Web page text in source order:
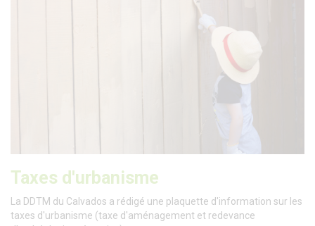
Taxes d'urbanisme
La DDTM du Calvados a rédigé une plaquette d'information sur les
taxes d'urbanisme (taxe d'aménagement et redevance